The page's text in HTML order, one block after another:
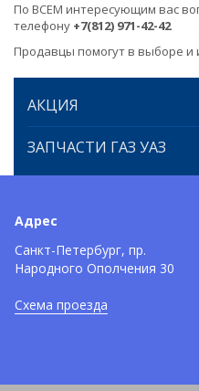
По ВСЕМ интересующим вас
телефону +7(812) 971-42-42
Продавцы помогут в выборе и
АКЦИЯ
ЗАПЧАСТИ ГАЗ УАЗ
Адрес
Санкт-Петербург, пр.
Народного Ополчения 30
Схема проезда